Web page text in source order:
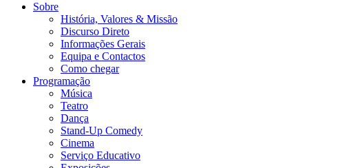
Sobre
História, Valores & Missão
Discurso Direto
Informações Gerais
Equipa e Contactos
Como chegar
Programação
Música
Teatro
Dança
Stand-Up Comedy
Cinema
Serviço Educativo